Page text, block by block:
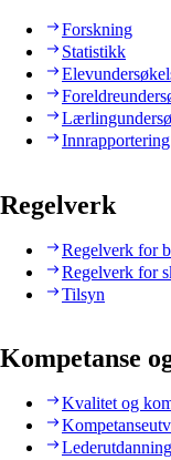
Forskning
Statistikk
Innrapportering
Regelverk
Regelverk for
Regelverk for
Tilsyn
Kompetanse
Kvalitet og
Lederutdanning